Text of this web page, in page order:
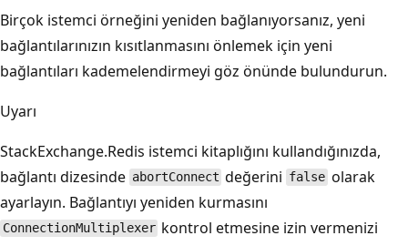
Birçok istemci örneğini yeniden bağlanıyorsanız, yeni
bağlantılarınızın kısıtlanmasını önlemek için yeni
bağlantıları kademelendirmeyi göz önünde bulundurun.
Uyarı
StackExchange.Redis istemci kitaplığını kullandığınızda,
bağlantı dizesinde abortConnect değerini falseolarak
ayarlayın. Bağlantıyı yeniden kurmasını
ConnectionMultiplexer kontrol etmesine izin vermenizi